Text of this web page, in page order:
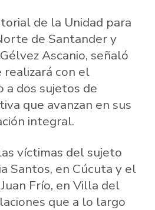
de la Unidad para
de Santander y
Ascanio, señaló
realizará con el
a dos sujetos de
que avanzan en sus
integral.
víctimas del sujeto
Santos, en Cúcuta y el
Frío, en Villa del
que a lo largo